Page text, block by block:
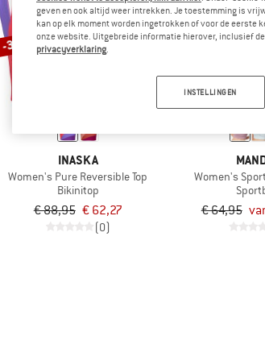
-30%
INASKA
Women's Pure Reversible Top
Bikinitop
€ 88,95 € 62,27
(0)
tot -32%
Women's
€ 64,95
geven en ook altijd weer intrekken. Je toestemming is
kan op elk moment worden ingetrokken of voor de eerste
onze website. Uitgebreide informatie hierover, inclusief
privacyverklaring
INSTELLINGEN